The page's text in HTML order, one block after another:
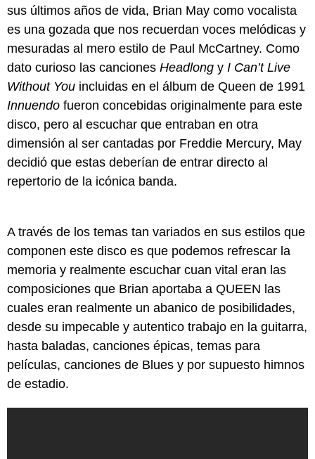
sus últimos años de vida, Brian May como vocalista
es una gozada que nos recuerdan voces melódicas y
mesuradas al mero estilo de Paul McCartney. Como
dato curioso las canciones Headlong y I Can’t Live
Without You incluidas en el álbum de Queen de 1991
Innuendo fueron concebidas originalmente para este
disco, pero al escuchar que entraban en otra
dimensión al ser cantadas por Freddie Mercury, May
decidió que estas deberían de entrar directo al
repertorio de la icónica banda.
A través de los temas tan variados en sus estilos que
componen este disco es que podemos refrescar la
memoria y realmente escuchar cuan vital eran las
composiciones que Brian aportaba a QUEEN las
cuales eran realmente un abanico de posibilidades,
desde su impecable y autentico trabajo en la guitarra,
hasta baladas, canciones épicas, temas para
películas, canciones de Blues y por supuesto himnos
de estadio.